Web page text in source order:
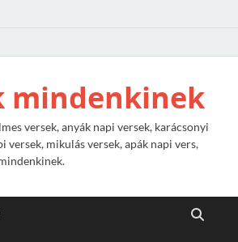
mindenkinek
versek, anyák napi versek, karácsonyi
versek, mikulás versek, apák napi vers,